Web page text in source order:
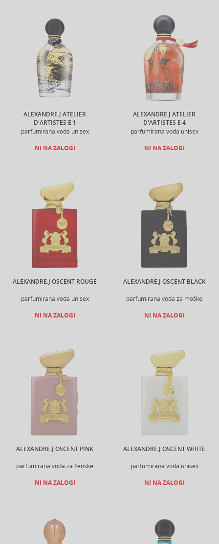
ALEXANDRE.J ATELIER
D'ARTISTES E 1
parfumirana voda unisex
NI NA ZALOGI
ALEXANDRE.J ATELIER
D'ARTISTES E 4
parfumirana voda unisex
NI NA ZALOGI
ALEXANDRE.J OSCENT ROUGE
parfumirana voda unisex
NI NA ZALOGI
ALEXANDRE.J OSCENT BLACK
parfumirana voda za moške
NI NA ZALOGI
ALEXANDRE.J OSCENT PINK
parfumirana voda za ženske
NI NA ZALOGI
ALEXANDRE.J OSCENT WHITE
parfumirana voda unisex
NI NA ZALOGI